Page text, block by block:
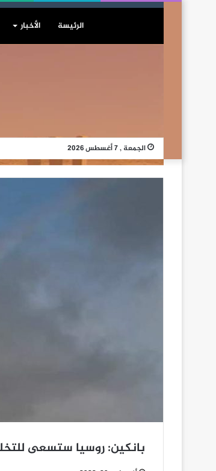
الرئيسة الأخبار
الجمعة , 7 أغسطس 2026
بانكين: روسيا ستسعى